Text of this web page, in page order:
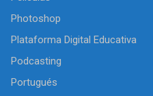
Photoshop
Plataforma Digital Educativa
Podcasting
Portugués